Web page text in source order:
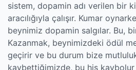
sistem, dopamin adı verilen bir
aracılığıyla çalışır. Kumar
beynimiz dopamin salgılar. Bu,
Kazanmak, beynimizdeki ödül
geçirir ve bu durum bize
kaybettiğimizde, bu his kaybolur